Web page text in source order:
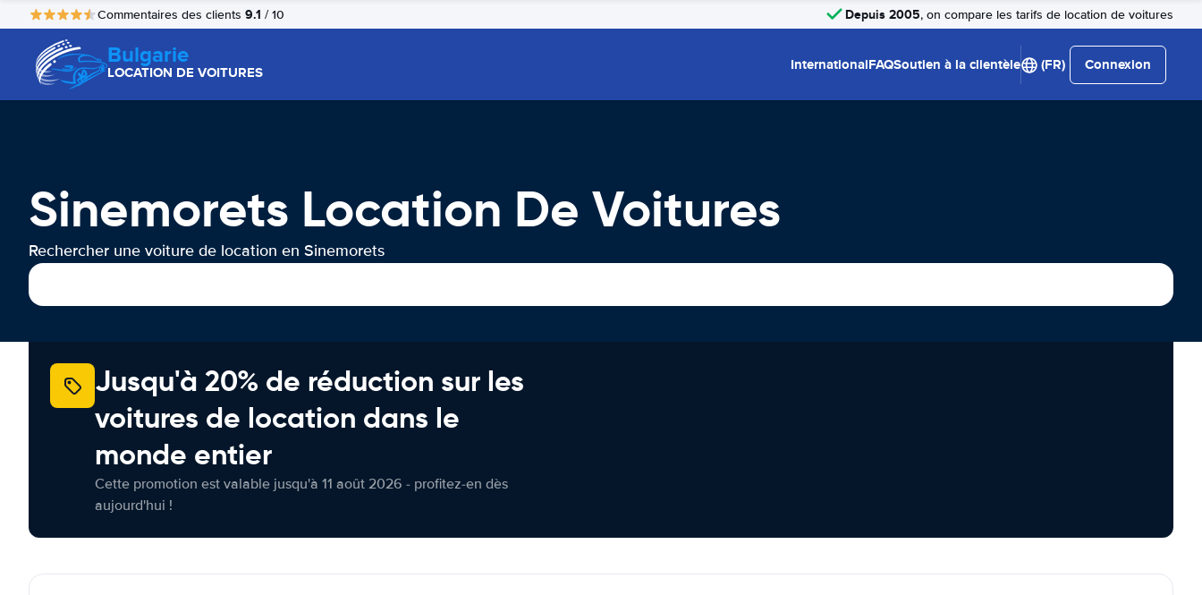
Commentaires des clients 9.1 / 10 Depuis 2005, on compare les tarifs de location de voitures
Bulgarie
LOCATION DE VOITURES InternationalFAQSoutien à la clientèle (FR) Connexion
Sinemorets Location De Voitures
Rechercher une voiture de location en Sinemorets
Jusqu'à 20% de réduction sur les
voitures de location dans le
monde entier
Cette promotion est valable jusqu'à 11 août 2026 - profitez-en dès
aujourd'hui !